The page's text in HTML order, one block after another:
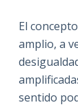
n
d
o
El
amplio, a
sentido